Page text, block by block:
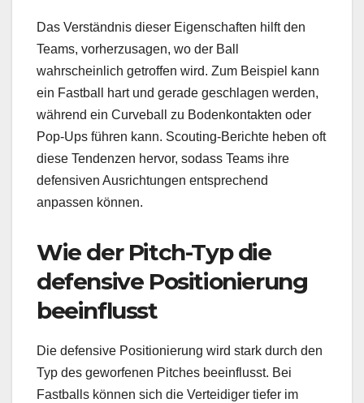
Das Verständnis dieser Eigenschaften hilft den
Teams, vorherzusagen, wo der Ball
wahrscheinlich getroffen wird. Zum Beispiel kann
ein Fastball hart und gerade geschlagen werden,
während ein Curveball zu Bodenkontakten oder
Pop-Ups führen kann. Scouting-Berichte heben oft
diese Tendenzen hervor, sodass Teams ihre
defensiven Ausrichtungen entsprechend
anpassen können.
Wie der Pitch-Typ die
defensive Positionierung
beeinflusst
Die defensive Positionierung wird stark durch den
Typ des geworfenen Pitches beeinflusst. Bei
Fastballs können sich die Verteidiger tiefer im